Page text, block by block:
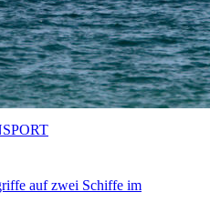
auf zwei Schiffe im